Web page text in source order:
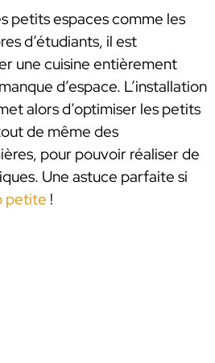
petits espaces comme les
d’étudiants, il est
une cuisine entièrement
d’espace. L’installation
alors d’optimiser les petits
de même des
pour pouvoir réaliser de
Une astuce parfaite si
petite !